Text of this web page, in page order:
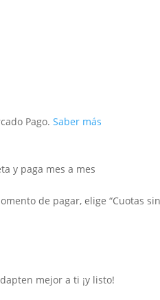
Pago. Saber más
y paga mes a mes
de pagar, elige “Cuotas sin
mejor a ti ¡y listo!